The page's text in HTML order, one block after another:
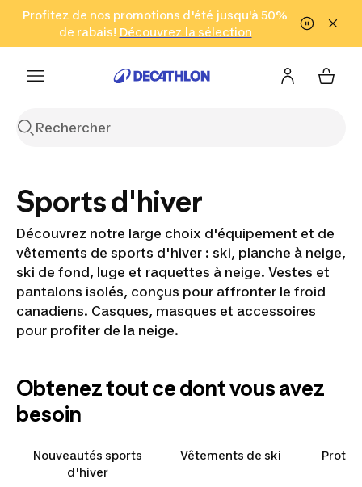
Aller à la recherche Aller au contenu Aller au pied de
Profitez de nos promotions d'été jusqu'à 50%
de rabais! Découvrez la sélection
Cliquez ici
en seulement 2 h!
(Zones sélectionnées)
Sports d'hiver
Découvrez notre large choix d'équipement et de
vêtements de sports d'hiver : ski, planche à neige,
ski de fond, luge et raquettes à neige. Vestes et
pantalons isolés, conçus pour affronter le froid
canadiens. Casques, masques et accessoires
pour profiter de la neige.
Obtenez tout ce dont vous avez
besoin
Nouveautés sports
d'hiver
Vêtements de ski